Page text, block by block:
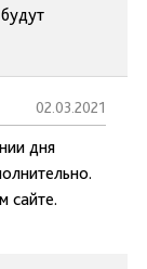
02.03.2021
дня
сайте.